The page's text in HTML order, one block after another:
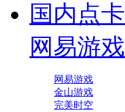
国内点卡
网易游戏
网易游戏
金山游戏
完美时空